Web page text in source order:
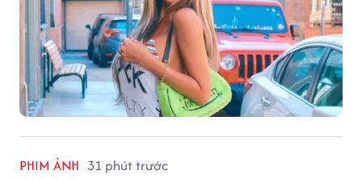
PHIM ẢNH 31 phút trước